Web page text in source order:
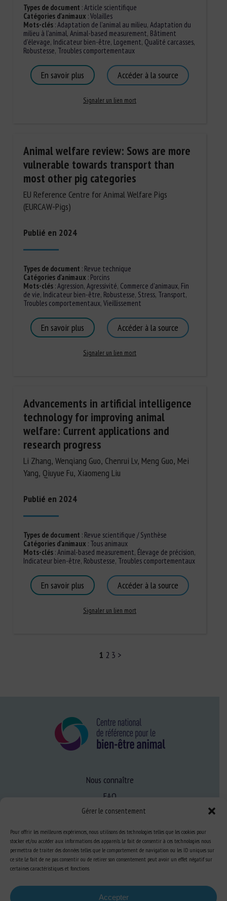
Gérer le consentement
Pour offrir les meilleures expériences, nous utilisons des technologies telles que les cookies pour
stocker et/ou accéder aux informations des appareils. Le fait de consentir à ces technologies nous
permettra de traiter des données telles que le comportement de navigation ou les ID uniques sur
ce site. Le fait de ne pas consentir ou de retirer son consentement peut avoir un effet négatif sur
certaines caractéristiques et fonctions.
Accepter
Types de document :Article scientifique
Catégories d'animaux :Volailles
Mots-clés:Adaptation de l'animal au milieu, Adaptation du
milieu à l'animal, Animal-based measurement, Bâtiment
d'élevage, Indicateur bien-être, Logement, Qualité carcasses,
Robustesse, Troubles comportementaux
En savoir plus Accéder à la source
Signaler un lien mort
Animal welfare review: Sows are more
vulnerable towards transport than
most other pig categories
EU Reference Centre for Animal Welfare Pigs
(EURCAW-Pigs)
Publié en 2024
Types de document : Revue technique
Catégories d'animaux : Porcins
Mots-clés:Agression, Agressivité, Commerce d'animaux, Fin
de vie, Indicateur bien-être, Robustesse, Stress, Transport,
Troubles comportementaux, Vieillissement
En savoir plus Accéder à la source
Signaler un lien mort
Advancements in artificial intelligence
technology for improving animal
welfare: Current applications and
research progress
Li Zhang, Wenqiang Guo, Chenrui Lv, Meng Guo, Mei
Yang, Qiuyue Fu, Xiaomeng Liu
Publié en 2024
Types de document : Revue scientifique / Synthèse
Catégories d'animaux : Tous animaux
Mots-clés:Animal-based measurement, Élevage de précision,
Indicateur bien-être, Robustesse, Troubles comportementaux
En savoir plus Accéder à la source
Signaler un lien mort
1 2 3 >
Nous connaître
FAQ
Expertise
S’informer sur le BEA
Se former au BEA